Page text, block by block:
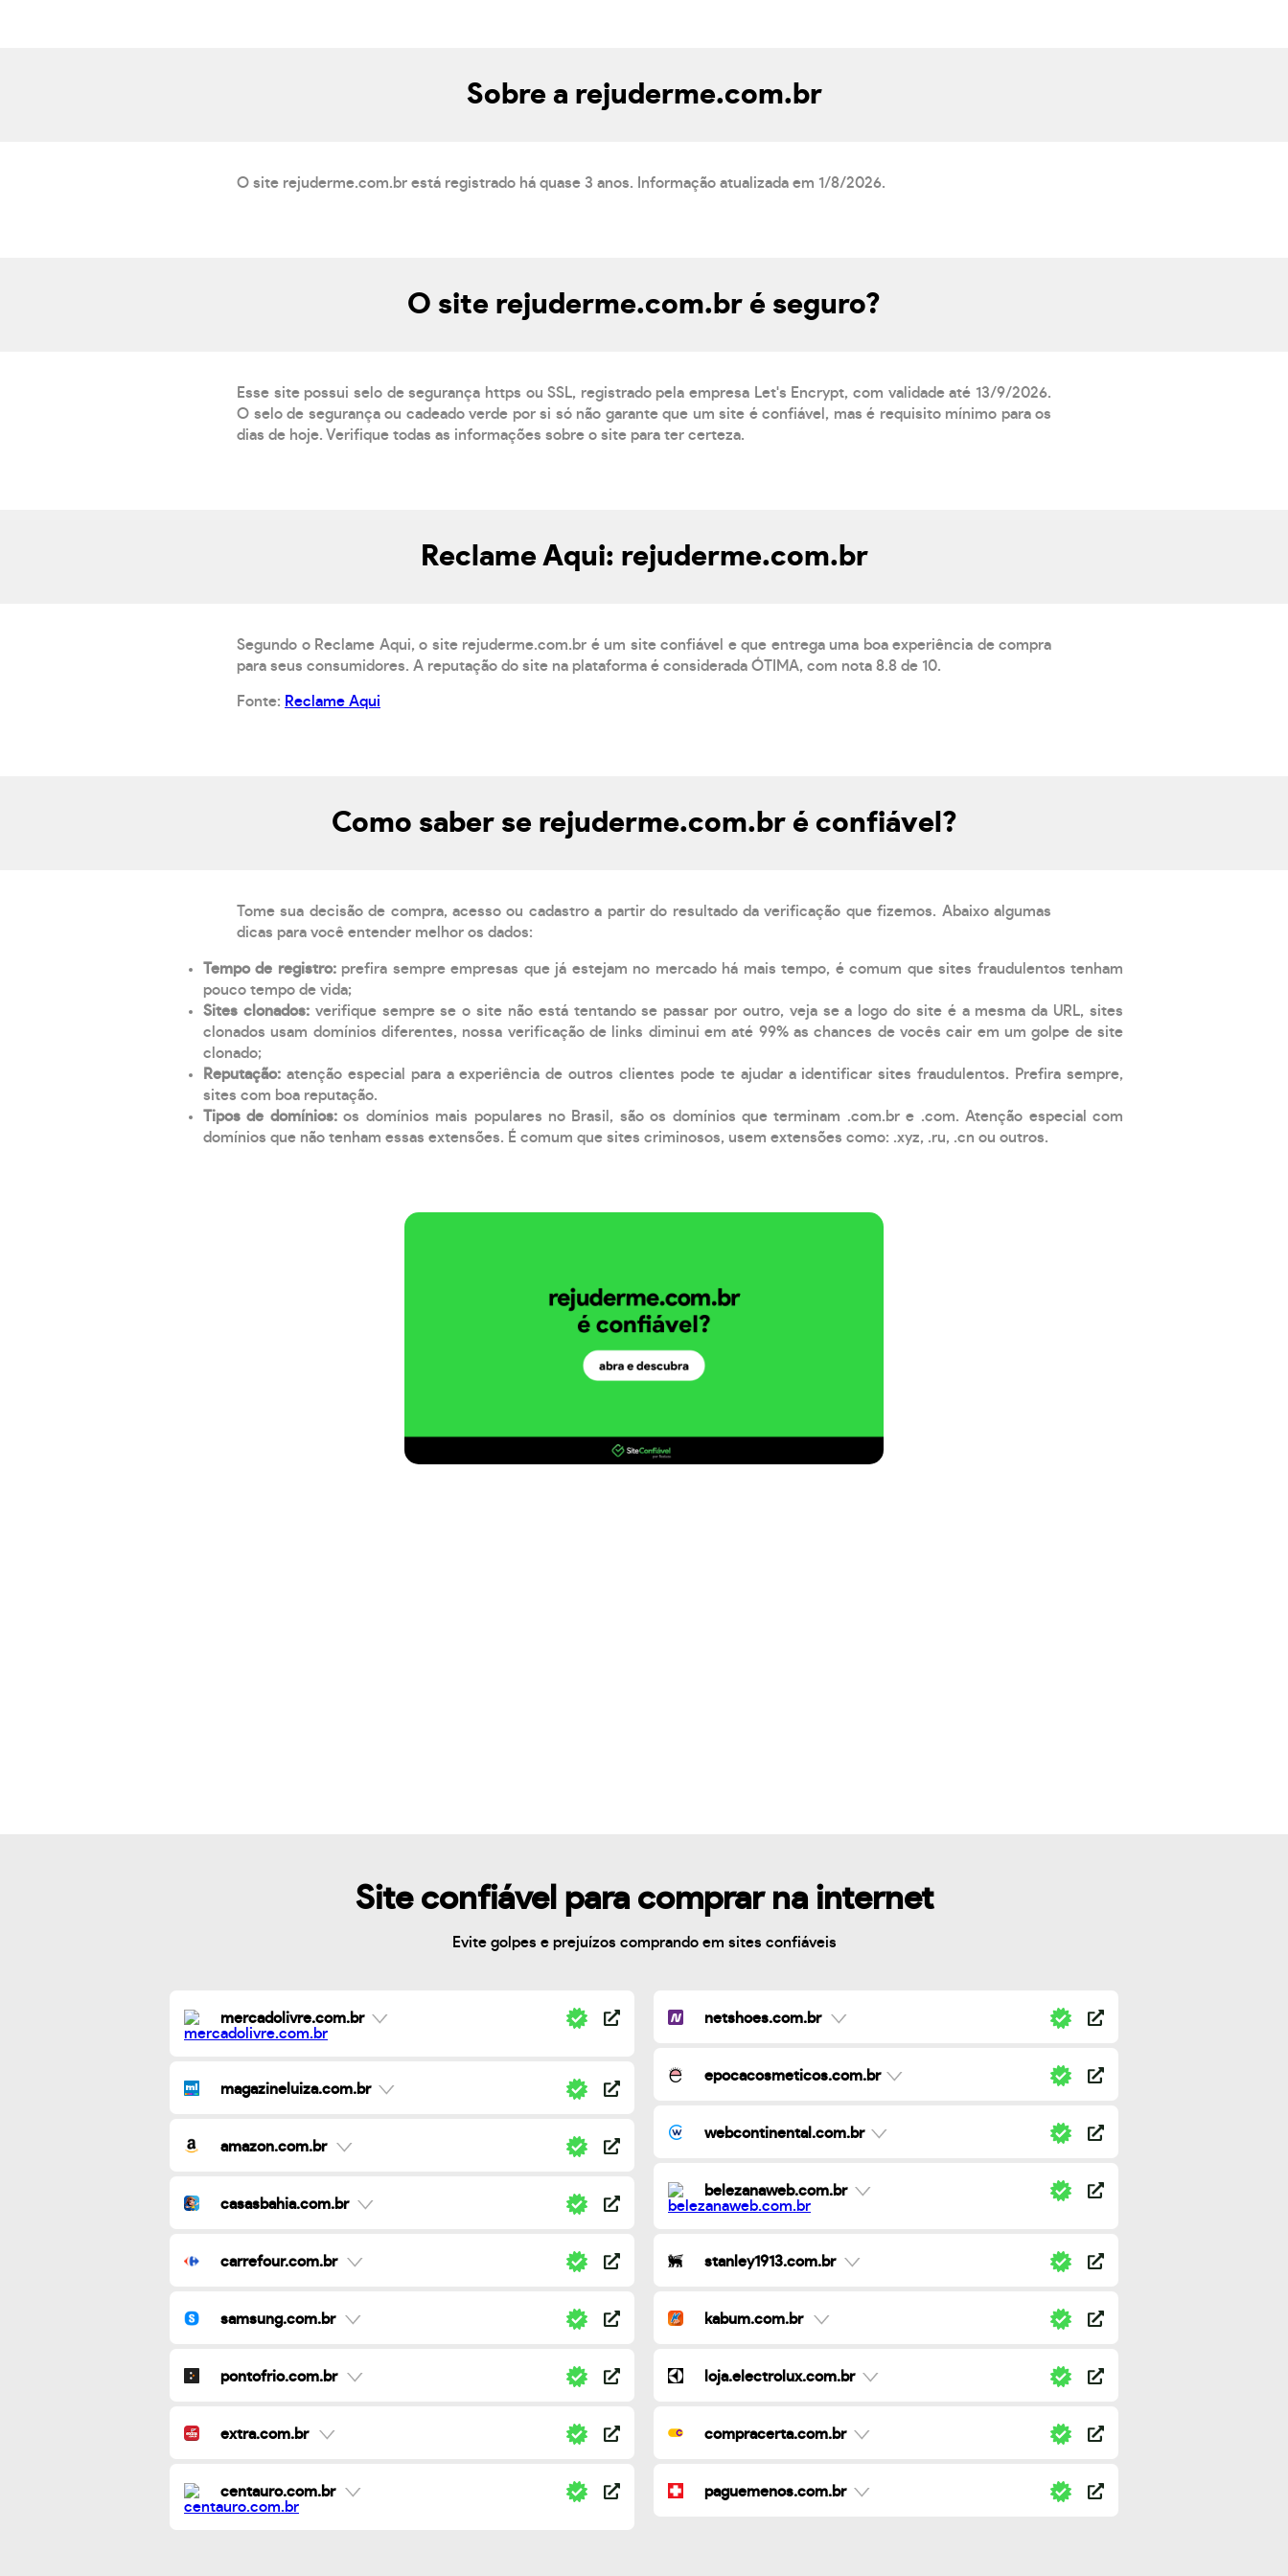
Sobre a rejuderme.com.br
O site rejuderme.com.br está registrado há quase 3 anos. Informação atualizada em 1/8/2026.
O site rejuderme.com.br é seguro?
Esse site possui selo de segurança https ou SSL, registrado pela empresa Let's Encrypt, com validade até 13/9/2026.
O selo de segurança ou cadeado verde por si só não garante que um site é confiável, mas é requisito mínimo para os
dias de hoje. Verifique todas as informações sobre o site para ter certeza.
Reclame Aqui: rejuderme.com.br
Segundo o Reclame Aqui, o site rejuderme.com.br é um site confiável e que entrega uma boa experiência de compra
para seus consumidores. A reputação do site na plataforma é considerada ÓTIMA, com nota 8.8 de 10.
Fonte: Reclame Aqui
Como saber se rejuderme.com.br é confiável?
Tome sua decisão de compra, acesso ou cadastro a partir do resultado da verificação que fizemos. Abaixo algumas
dicas para você entender melhor os dados:
Tempo de registro: prefira sempre empresas que já estejam no mercado há mais tempo, é comum que sites fraudulentos tenham
pouco tempo de vida;
Sites clonados: verifique sempre se o site não está tentando se passar por outro, veja se a logo do site é a mesma da URL, sites
clonados usam domínios diferentes, nossa verificação de links diminui em até 99% as chances de vocês cair em um golpe de site
clonado;
Reputação: atenção especial para a experiência de outros clientes pode te ajudar a identificar sites fraudulentos. Prefira sempre,
sites com boa reputação.
Tipos de domínios:os domínios mais populares no Brasil, são os domínios que terminam .com.br e .com. Atenção especial com
domínios que não tenham essas extensões. É comum que sites criminosos, usem extensões como: .xyz, .ru, .cn ou outros.
Site confiável para comprar na internet
Evite golpes e prejuízos comprando em sites confiáveis
mercadolivre.com.br
magazineluiza.com.br
amazon.com.br
casasbahia.com.br
carrefour.com.br
samsung.com.br
pontofrio.com.br
extra.com.br
centauro.com.br
netshoes.com.br
epocacosmeticos.com.br
webcontinental.com.br
belezanaweb.com.br
stanley1913.com.br
kabum.com.br
loja.electrolux.com.br
compracerta.com.br
paguemenos.com.br